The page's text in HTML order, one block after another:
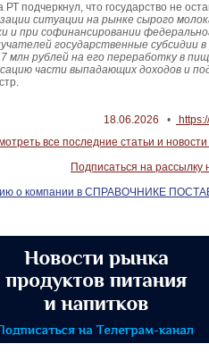
подчеркнул, что государство не
ситуации на рынке сырого
и при софинансировании
государственные субсидии
млн рублей на его переработку в
части выпадающих доходов и
18.06.2026 •
все последние статьи и
Подписаться на рассылку
о компании в СПРАВОЧНИКЕ